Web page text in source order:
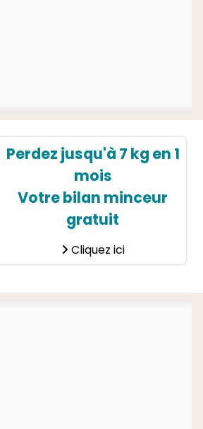
Perdez jusqu'à 7 kg en 1
mois
Votre bilan minceur
gratuit
Cliquez ici